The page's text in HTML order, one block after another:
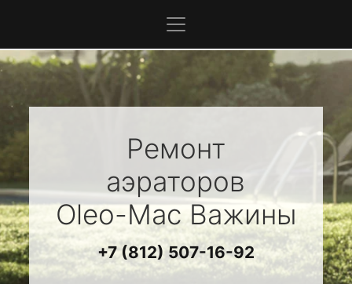
Ремонт
аэраторов
Oleo-MacВажины
+7 (812) 507-16-92